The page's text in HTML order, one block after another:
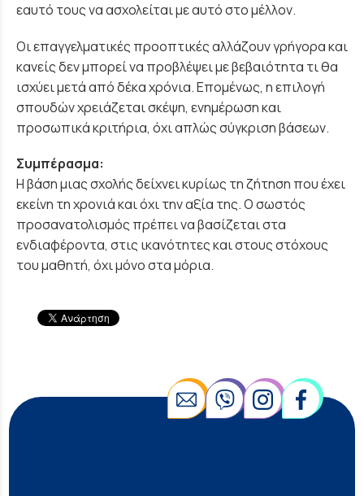
εαυτό τους να ασχολείται με αυτό στο μέλλον.
Οι επαγγελματικές προοπτικές αλλάζουν γρήγορα και
κανείς δεν μπορεί να προβλέψει με βεβαιότητα τι θα
ισχύει μετά από δέκα χρόνια. Επομένως, η επιλογή
σπουδών χρειάζεται σκέψη, ενημέρωση και
προσωπικά κριτήρια, όχι απλώς σύγκριση βάσεων.
Συμπέρασμα:
Η βάση μιας σχολής δείχνει κυρίως τη ζήτηση που έχει
εκείνη τη χρονιά και όχι την αξία της. Ο σωστός
προσανατολισμός πρέπει να βασίζεται στα
ενδιαφέροντα, στις ικανότητες και στους στόχους
του μαθητή, όχι μόνο στα μόρια.